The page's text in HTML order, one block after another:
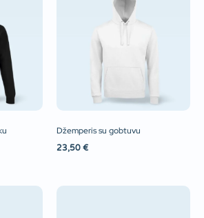
Džemperis su gobtuvu
23,50 €